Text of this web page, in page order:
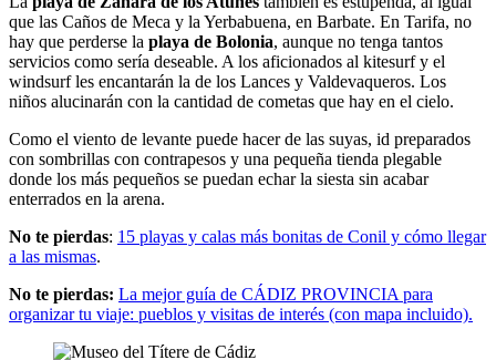
que las Caños de Meca y la Yerbabuena, en Barbate. En Tarifa, no
hay que perderse la playa de Bolonia, aunque no tenga tantos
servicios como sería deseable. A los aficionados al kitesurf y el
windsurf les encantarán la de los Lances y Valdevaqueros. Los
niños alucinarán con la cantidad de cometas que hay en el cielo.
Como el viento de levante puede hacer de las suyas, id preparados
con sombrillas con contrapesos y una pequeña tienda plegable
donde los más pequeños se puedan echar la siesta sin acabar
enterrados en la arena.
No te pierdas: 15 playas y calas más bonitas de Conil y cómo llegar
a las mismas.
No te pierdas: La mejor guía de CÁDIZ PROVINCIA para
organizar tu viaje: pueblos y visitas de interés (con mapa incluido).